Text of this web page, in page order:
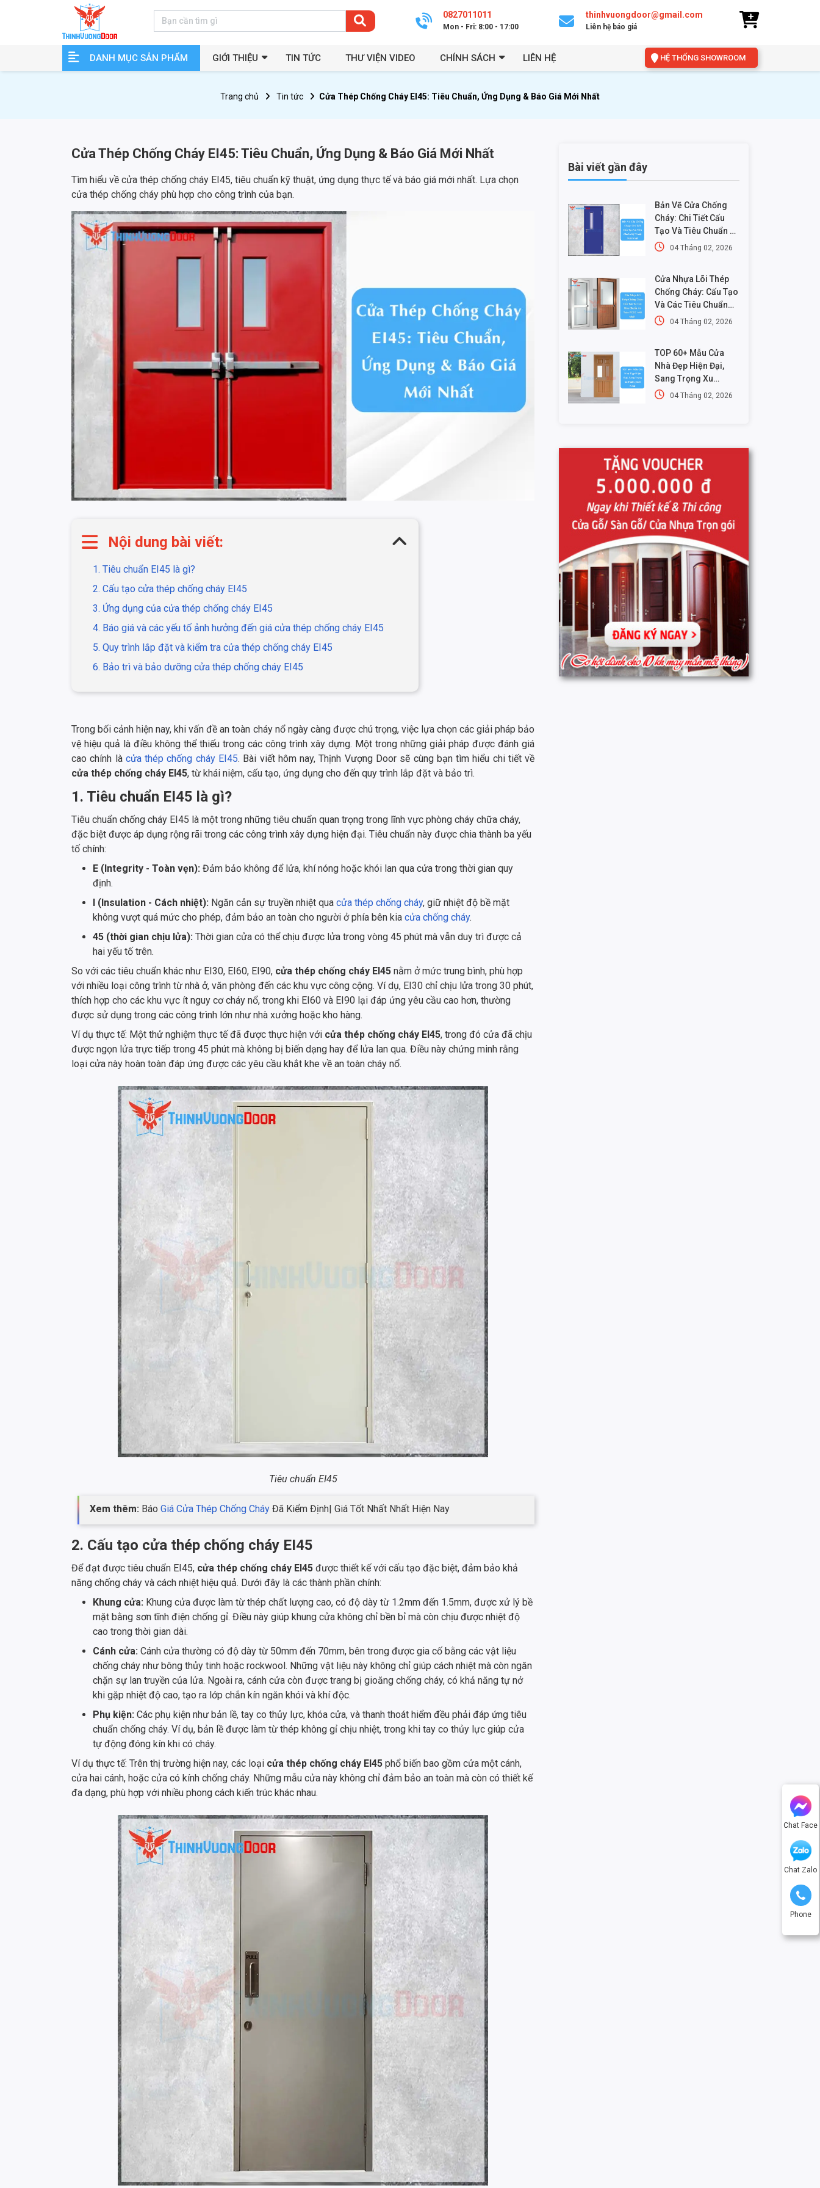
0827011011
Mon - Fri: 8:00 - 17:00
thinhvuongdoor@gmail.com
Liên hệ báo giá
DANH MỤC SẢN PHẨM GIỚI THIỆU TIN TỨC THƯ VIỆN VIDEO CHÍNH SÁCH LIÊN HỆ HỆ THỐNG SHOWROOM
Chat Face
Chat Zalo
Phone
Trang chủ Tin tức Cửa Thép Chống Cháy EI45: Tiêu Chuẩn, Ứng Dụng & Báo Giá Mới Nhất
Cửa Thép Chống Cháy EI45: Tiêu Chuẩn, Ứng Dụng & Báo Giá Mới Nhất
Tìm hiểu về cửa thép chống cháy EI45, tiêu chuẩn kỹ thuật, ứng dụng thực tế và báo giá mới nhất. Lựa chọn
cửa thép chống cháy phù hợp cho công trình của bạn.
Nội dung bài viết:
1. Tiêu chuẩn EI45 là gì?
2. Cấu tạo cửa thép chống cháy EI45
3. Ứng dụng của cửa thép chống cháy EI45
4. Báo giá và các yếu tố ảnh hưởng đến giá cửa thép chống cháy EI45
5. Quy trình lắp đặt và kiểm tra cửa thép chống cháy EI45
6. Bảo trì và bảo dưỡng cửa thép chống cháy EI45
Trong bối cảnh hiện nay, khi vấn đề an toàn cháy nổ ngày càng được chú trọng, việc lựa chọn các giải pháp bảo
vệ hiệu quả là điều không thể thiếu trong các công trình xây dựng. Một trong những giải pháp được đánh giá
cao chính là cửa thép chống cháy EI45. Bài viết hôm nay, Thịnh Vượng Door sẽ cùng bạn tìm hiểu chi tiết về
cửa thép chống cháy EI45, từ khái niệm, cấu tạo, ứng dụng cho đến quy trình lắp đặt và bảo trì.
1. Tiêu chuẩn EI45 là gì?
Tiêu chuẩn chống cháy EI45 là một trong những tiêu chuẩn quan trọng trong lĩnh vực phòng cháy chữa cháy,
đặc biệt được áp dụng rộng rãi trong các công trình xây dựng hiện đại. Tiêu chuẩn này được chia thành ba yếu
tố chính:
E (Integrity - Toàn vẹn): Đảm bảo không để lửa, khí nóng hoặc khói lan qua cửa trong thời gian quy
định.
I (Insulation - Cách nhiệt): Ngăn cản sự truyền nhiệt qua cửa thép chống cháy, giữ nhiệt độ bề mặt
không vượt quá mức cho phép, đảm bảo an toàn cho người ở phía bên kia cửa chống cháy.
45 (thời gian chịu lửa): Thời gian cửa có thể chịu được lửa trong vòng 45 phút mà vẫn duy trì được cả
hai yếu tố trên.
So với các tiêu chuẩn khác như EI30, EI60, EI90, cửa thép chống cháy EI45 nằm ở mức trung bình, phù hợp
với nhiều loại công trình từ nhà ở, văn phòng đến các khu vực công cộng. Ví dụ, EI30 chỉ chịu lửa trong 30 phút,
thích hợp cho các khu vực ít nguy cơ cháy nổ, trong khi EI60 và EI90 lại đáp ứng yêu cầu cao hơn, thường
được sử dụng trong các công trình lớn như nhà xưởng hoặc kho hàng.
Ví dụ thực tế: Một thử nghiệm thực tế đã được thực hiện với cửa thép chống cháy EI45, trong đó cửa đã chịu
được ngọn lửa trực tiếp trong 45 phút mà không bị biến dạng hay để lửa lan qua. Điều này chứng minh rằng
loại cửa này hoàn toàn đáp ứng được các yêu cầu khắt khe về an toàn cháy nổ.
Tiêu chuẩn EI45
Xem thêm: Báo Giá Cửa Thép Chống Cháy Đã Kiểm Định| Giá Tốt Nhất Nhất Hiện Nay
2. Cấu tạo cửa thép chống cháy EI45
Để đạt được tiêu chuẩn EI45, cửa thép chống cháy EI45 được thiết kế với cấu tạo đặc biệt, đảm bảo khả
năng chống cháy và cách nhiệt hiệu quả. Dưới đây là các thành phần chính:
Khung cửa: Khung cửa được làm từ thép chất lượng cao, có độ dày từ 1.2mm đến 1.5mm, được xử lý bề
mặt bằng sơn tĩnh điện chống gỉ. Điều này giúp khung cửa không chỉ bền bỉ mà còn chịu được nhiệt độ
cao trong thời gian dài.
Cánh cửa: Cánh cửa thường có độ dày từ 50mm đến 70mm, bên trong được gia cố bằng các vật liệu
chống cháy như bông thủy tinh hoặc rockwool. Những vật liệu này không chỉ giúp cách nhiệt mà còn ngăn
chặn sự lan truyền của lửa. Ngoài ra, cánh cửa còn được trang bị gioăng chống cháy, có khả năng tự nở
khi gặp nhiệt độ cao, tạo ra lớp chắn kín ngăn khói và khí độc.
Phụ kiện: Các phụ kiện như bản lề, tay co thủy lực, khóa cửa, và thanh thoát hiểm đều phải đáp ứng tiêu
chuẩn chống cháy. Ví dụ, bản lề được làm từ thép không gỉ chịu nhiệt, trong khi tay co thủy lực giúp cửa
tự động đóng kín khi có cháy.
Ví dụ thực tế: Trên thị trường hiện nay, các loại cửa thép chống cháy EI45 phổ biến bao gồm cửa một cánh,
cửa hai cánh, hoặc cửa có kính chống cháy. Những mẫu cửa này không chỉ đảm bảo an toàn mà còn có thiết kế
đa dạng, phù hợp với nhiều phong cách kiến trúc khác nhau.
Bài viết gần đây
Bản Vẽ Cửa Chống
Cháy: Chi Tiết Cấu
Tạo Và Tiêu Chuẩn Kỹ
Thuật Mới Nhất
04 Tháng 02, 2026
Cửa Nhựa Lõi Thép
Chống Cháy: Cấu Tạo
Và Các Tiêu Chuẩn
An Toàn PCCC Mới
04 Tháng 02, 2026
TOP 60+ Mẫu Cửa
Nhà Đẹp Hiện Đại,
Sang Trọng Xu
Hướng Mới Nhất
04 Tháng 02, 2026